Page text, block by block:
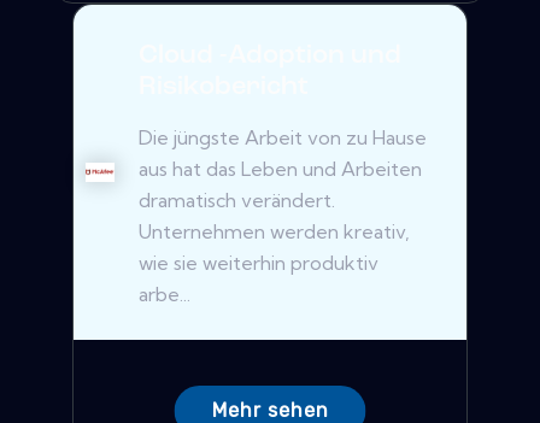
Die jüngste Arbeit von zu Hause
aus hat das Leben und Arbeiten
dramatisch verändert.
Unternehmen werden kreativ,
wie sie weiterhin produktiv
arbe...
Mehr sehen